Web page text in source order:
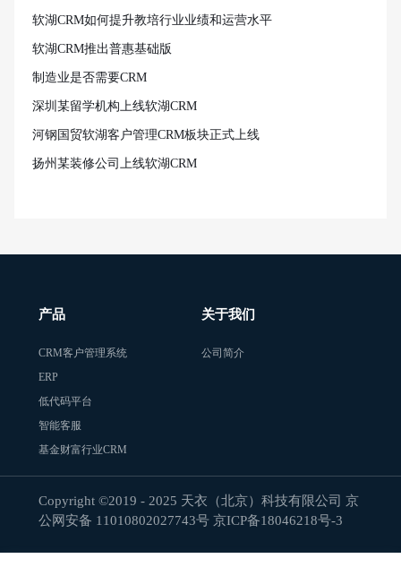
软湖CRM如何提升教培行业业绩和运营水平
软湖CRM推出普惠基础版
制造业是否需要CRM
深圳某留学机构上线软湖CRM
河钢国贸软湖客户管理CRM板块正式上线
扬州某装修公司上线软湖CRM
产品
CRM客户管理系统
ERP
低代码平台
智能客服
基金财富行业CRM
关于我们
公司简介
Copyright ©2019 - 2025 天衣（北京）科技有限公司 京
公网安备 11010802027743号 京ICP备18046218号-3